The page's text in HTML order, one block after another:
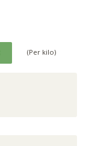
(Per kilo)